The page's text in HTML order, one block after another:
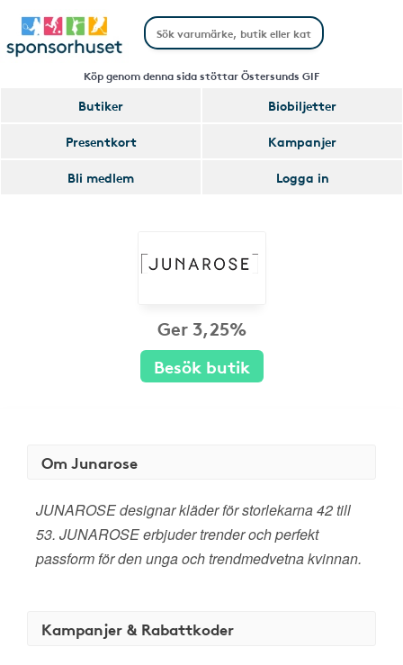
Köp genom denna sida stöttar Östersunds GIF
Butiker
Biobiljetter
Presentkort
Kampanjer
Bli medlem
Logga in
Ger 3,25%
Besök butik
Om Junarose
JUNAROSE designar kläder för storlekarna 42 till
53. JUNAROSE erbjuder trender och perfekt
passform för den unga och trendmedvetna kvinnan.
Kampanjer & Rabattkoder